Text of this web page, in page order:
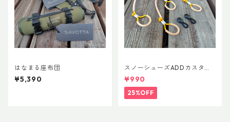
はなまる座布団
¥5,390
スノーシューズADDカスタム
Ver.5用 オリジナルカスタムヒ
ールパーツ
¥990
25%OFF